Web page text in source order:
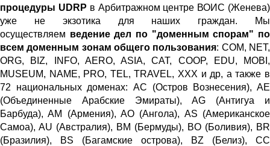
процедуры UDRP в Арбитражном центре ВОИС (Женева)
уже не экзотика для наших граждан. Мы
осуществляем ведение дел по "доменным спорам" по
всем доменным зонам общего пользования: COM, NET,
ORG, BIZ, INFO, AERO, ASIA, CAT, COOP, EDU, MOBI,
MUSEUM, NAME, PRO, TEL, TRAVEL, XXX и др, а также в
72 национальных доменах: AC (Остров Вознесения), AE
(Объединенные Арабские Эмираты), AG (Антигуа и
Барбуда), AM (Армения), AO (Ангола), AS (Американское
Самоа), AU (Австралия), BM (Бермуды), BO (Боливия), BR
(Бразилия), BS (Багамские острова), BZ (Белиз), CC